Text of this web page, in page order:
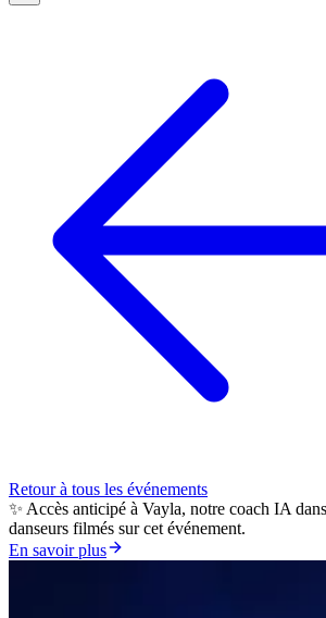
Retour à tous les événements
✨ Accès anticipé à Vayla, notre coach IA
danseurs filmés sur cet événement.
En savoir plus